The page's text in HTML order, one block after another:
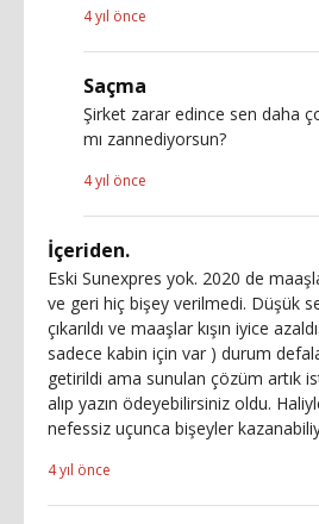
4 yıl önce
Saçma
Şirket zarar edince sen daha
mı zannediyorsun?
4 yıl önce
İçeriden.
Eski Sunexpres yok. 2020 de
ve geri hiç bişey verilmedi. Düşük
çıkarıldı ve maaşlar kışın iyice
sadece kabin için var ) durum
getirildi ama sunulan çözüm artık
alıp yazın ödeyebilirsiniz oldu.
nefessiz uçunca bişeyler
4 yıl önce